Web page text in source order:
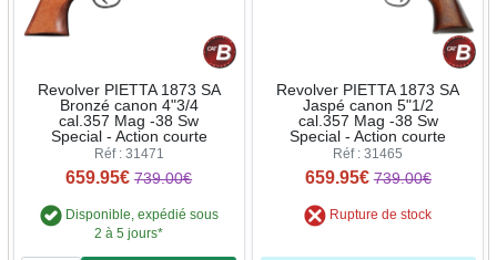
Revolver PIETTA 1873 SA
Bronzé canon 4"3/4
cal.357 Mag -38 Sw
Special - Action courte
Réf : 31471
659.95€ 739.00€
Disponible, expédié sous
2 à 5 jours*
Revolver PIETTA 1873 SA
Jaspé canon 5"1/2
cal.357 Mag -38 Sw
Special - Action courte
Réf : 31465
659.95€ 739.00€
Rupture de stock